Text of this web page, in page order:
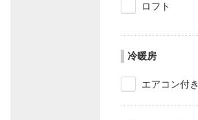
ロフト
冷暖房
エアコン付き